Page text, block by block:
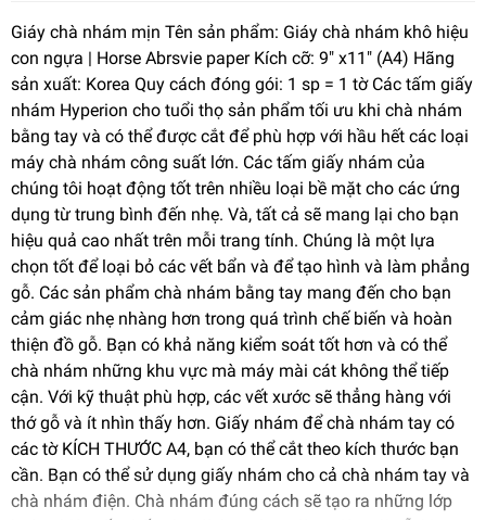
Giáy chà nhám mịn Tên sản phẩm: Giáy chà nhám khô hiệu
con ngựa | Horse Abrsvie paper Kích cỡ: 9" x11" (A4) Hãng
sản xuất: Korea Quy cách đóng gói: 1 sp = 1 tờ Các tấm giấy
nhám Hyperion cho tuổi thọ sản phẩm tối ưu khi chà nhám
bằng tay và có thể được cắt để phù hợp với hầu hết các loại
máy chà nhám công suất lớn. Các tấm giấy nhám của
chúng tôi hoạt động tốt trên nhiều loại bề mặt cho các ứng
dụng từ trung bình đến nhẹ. Và, tất cả sẽ mang lại cho bạn
hiệu quả cao nhất trên mỗi trang tính. Chúng là một lựa
chọn tốt để loại bỏ các vết bẩn và để tạo hình và làm phẳng
gỗ. Các sản phẩm chà nhám bằng tay mang đến cho bạn
cảm giác nhẹ nhàng hơn trong quá trình chế biến và hoàn
thiện đồ gỗ. Bạn có khả năng kiểm soát tốt hơn và có thể
chà nhám những khu vực mà máy mài cát không thể tiếp
cận. Với kỹ thuật phù hợp, các vết xước sẽ thẳng hàng với
thớ gỗ và ít nhìn thấy hơn. Giấy nhám để chà nhám tay có
các tờ KÍCH THƯỚC A4, bạn có thể cắt theo kích thước bạn
cần. Bạn có thể sử dụng giấy nhám cho cả chà nhám tay và
chà nhám điện. Chà nhám đúng cách sẽ tạo ra những lớp